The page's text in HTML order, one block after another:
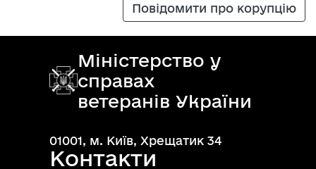
Повідомити про корупцію
Міністерство у
справах
ветеранів України
01001, м. Київ, Хрещатик 34
Контакти